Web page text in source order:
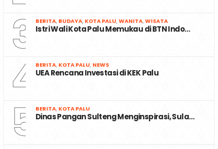
3 BERITA, BUDAYA, KOTA PALU,WANITA,WISATA
Istri Wali Kota Palu Memukau di BTN Indo…
4 BERITA, KOTA PALU, NEWS
UEA Rencana Investasi di KEK Palu
5 BERITA, KOTA PALU
Dinas Pangan Sulteng Menginspirasi, Sula…